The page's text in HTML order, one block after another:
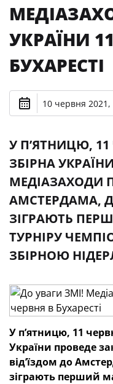
УКРАЇНИ
БУХАРЕСТІ
10 червня 2021,
У П’ЯТНИЦЮ,
ЗБІРНА
МЕДІАЗАХОДИ
АМСТЕРДАМА,
ЗІГРАЮТЬ
ТУРНІРУ
ЗБІРНОЮ
У п’ятницю, 11
України проведе
від’їздом до
зіграють перший